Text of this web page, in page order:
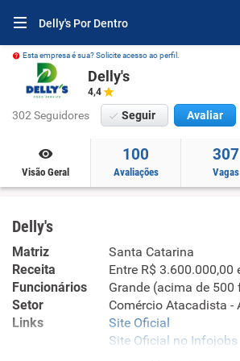
Delly's Por Dentro
Esta empresa é sua? Solicite acesso ao perfil.
Delly's
4,4
302 Seguidores Seguir Avaliar
Visão Geral
100
Avaliações
307
Vagas
Delly's
Matriz
Santa Catarina
Receita
Entre R$ 3.600.000,00
Funcionários
Grande (acima de
Setor
Comércio Atacadista -
Links
Site Oficial
Site Oficial no Infojobs